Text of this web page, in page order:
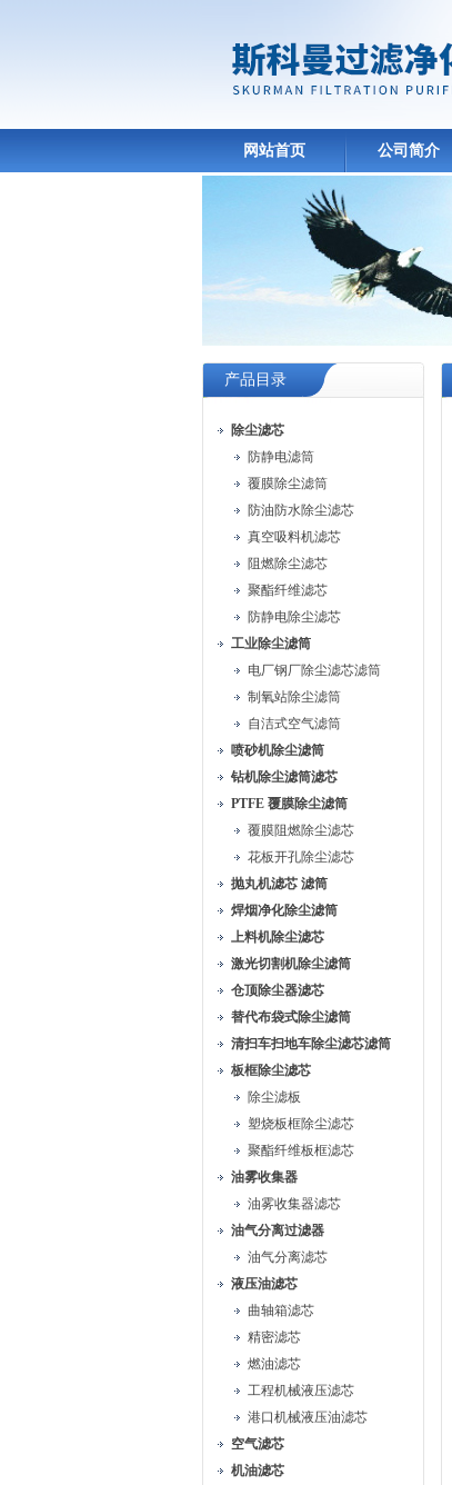
网站首页 公司简介
产品目录
除尘滤芯
防静电滤筒
覆膜除尘滤筒
防油防水除尘滤芯
真空吸料机滤芯
阻燃除尘滤芯
聚酯纤维滤芯
防静电除尘滤芯
工业除尘滤筒
电厂钢厂除尘滤芯滤筒
制氧站除尘滤筒
自洁式空气滤筒
喷砂机除尘滤筒
钻机除尘滤筒滤芯
PTFE 覆膜除尘滤筒
覆膜阻燃除尘滤芯
花板开孔除尘滤芯
抛丸机滤芯 滤筒
焊烟净化除尘滤筒
上料机除尘滤芯
激光切割机除尘滤筒
仓顶除尘器滤芯
替代布袋式除尘滤筒
清扫车扫地车除尘滤芯滤筒
板框除尘滤芯
除尘滤板
塑烧板框除尘滤芯
聚酯纤维板框滤芯
油雾收集器
油雾收集器滤芯
油气分离过滤器
油气分离滤芯
液压油滤芯
曲轴箱滤芯
精密滤芯
燃油滤芯
工程机械液压滤芯
港口机械液压油滤芯
空气滤芯
机油滤芯